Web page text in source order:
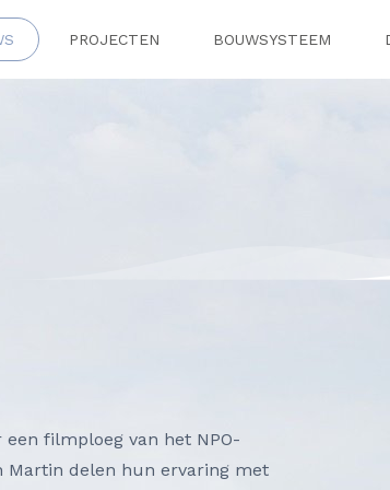
PROJECTEN BOUWSYSTEEM
filmploeg van het NPO-
Martin delen hun ervaring met